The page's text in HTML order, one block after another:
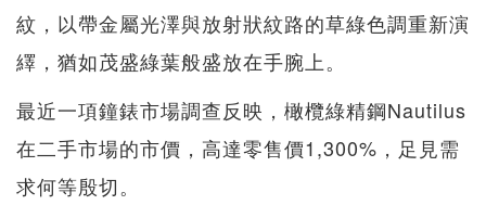
紋，以帶金屬光澤與放射狀紋路的草綠色調重新演
繹，猶如茂盛綠葉般盛放在手腕上。
最近一項鐘錶市場調查反映，橄欖綠精鋼Nautilus
在二手市場的市價，高達零售價1,300%，足見需
求何等殷切。